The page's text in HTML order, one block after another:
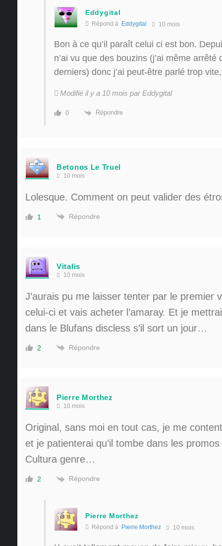
Eddygital
Répond à Eddygital 10 mois
Bon à ce qu’il paraît celui ci est bon.
n’ai vu que des bouzins (j’ai même arrêté
derniers) donc j’ai peut-être parlé trop
Modifié il y a 10 mois par Eddygital
0 Répondre
Betonos Le Truel
10 mois
Lolesque. Comment on peut valider des
1 Répondre
Vitalis
10 mois
J’aurais pu me laisser tenter par le premier
celui-ci et vais acheter l’amaray. Et je
dans le Blufans discless s’il sort un jour…
2 Répondre
Pierre Morthez
10 mois
Original, sans moi en tout cas, je me
et je patienterai qu’il tombe dans les
Cultura genre…
2 Répondre
Pierre Morthez
Répond à Pierre Morthez 10 mois